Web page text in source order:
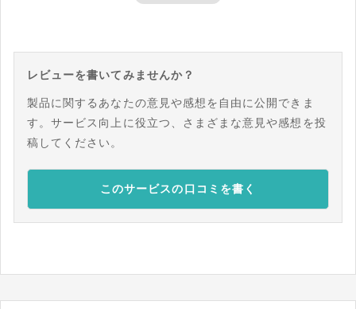
レビューを書いてみませんか？
製品に関するあなたの意見や感想を自由に公開できま
す。サービス向上に役立つ、さまざまな意見や感想を投
稿してください。
このサービスの口コミを書く